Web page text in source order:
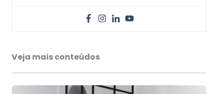
Veja mais conteúdos